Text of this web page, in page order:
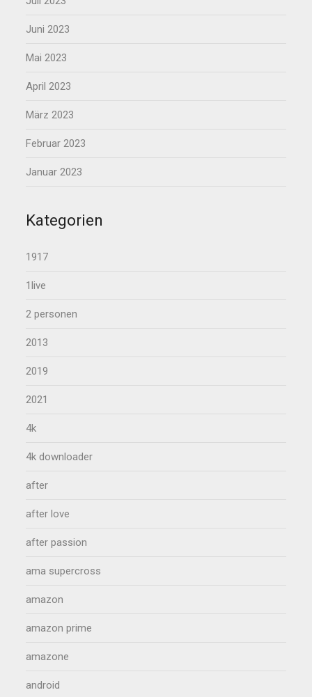
Juni 2023
Mai 2023
April 2023
März 2023
Februar 2023
Januar 2023
Kategorien
1917
1live
2 personen
2013
2019
2021
4k
4k downloader
after
after love
after passion
ama supercross
amazon
amazon prime
amazone
android